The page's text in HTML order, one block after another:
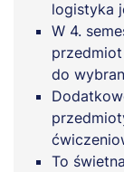
logistyka
W 4.
do
To